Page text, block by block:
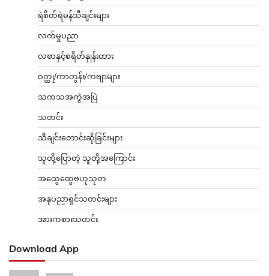
ရဲစိတ်ရဲမန်သီချင်းများ
လက်မှုပညာ
လစာနှင့်စရိတ်နှုန်းထား
ဝတ္ထု/ကာတွန်း/ကဗျာများ
သကသအကွဲအပြဲ
သတင်း
သီချင်းတောင်းဆိုခြင်းများ
သူတို့ပြောတဲ့ သူတို့အကြောင်း
အထွေထွေဗဟုသုတ
အနုပညာရှင်သတင်းများ
အားကစားသတင်း
Download App